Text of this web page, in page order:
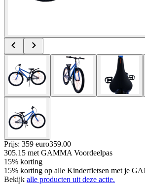
Prijs: 359 euro359.00
305.15 met GAMMA Voordeelpas
15% korting
15% korting op alle Kinderfietsen met je
Bekijk alle producten uit deze actie.